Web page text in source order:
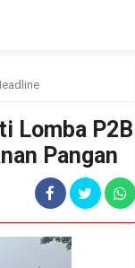
Lomba P2B
Pangan